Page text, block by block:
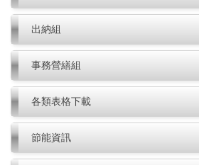
出納組
事務營繕組
各類表格下載
節能資訊